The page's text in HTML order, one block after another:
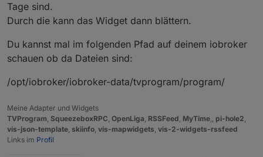
Tage sind.
Durch die kann das Widget dann blättern.
Du kannst mal im folgenden Pfad auf deinem iobroker
schauen ob da Dateien sind:
/opt/iobroker/iobroker-data/tvprogram/program/
Meine Adapter und Widgets
TVProgram, SqueezeboxRPC, OpenLiga, RSSFeed, MyTime,, pi-hole2,
vis-json-template, skiinfo, vis-mapwidgets, vis-2-widgets-rssfeed
Links im Profil